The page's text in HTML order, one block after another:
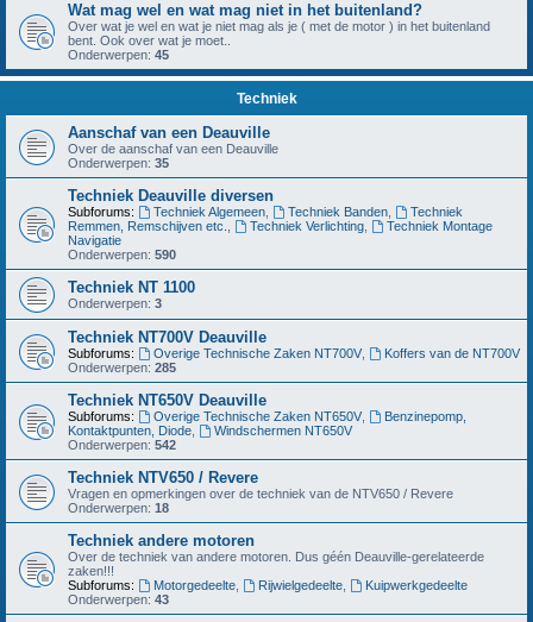
Wat mag wel en wat mag niet in het buitenland?
Over wat je wel en wat je niet mag als je ( met de motor ) in het buitenland
bent. Ook over wat je moet..
Onderwerpen: 45
Techniek
Aanschaf van een Deauville
Over de aanschaf van een Deauville
Onderwerpen: 35
Techniek Deauville diversen
Subforums: Techniek Algemeen, Techniek Banden,
Techniek
Remmen, Remschijven etc.
Techniek Verlichting,
Techniek Montage
Navigatie
Onderwerpen: 590
Techniek NT 1100
Onderwerpen: 3
Techniek NT700V Deauville
Subforums: Overige Technische Zaken NT700V,
Koffers van de NT700V
Onderwerpen: 285
Techniek NT650V Deauville
Subforums: Overige Technische Zaken NT650V,
Benzinepomp,
Kontaktpunten, Diode
Windschermen NT650V
Onderwerpen: 542
Techniek NTV650 / Revere
Vragen en opmerkingen over de techniek van de NTV650 / Revere
Onderwerpen: 18
Techniek andere motoren
Over de techniek van andere motoren. Dus géén Deauville-gerelateerde
zaken!!!
Subforums:
Motorgedeelte, Rijwielgedeelte,
Kuipwerkgedeelte
Onderwerpen: 43